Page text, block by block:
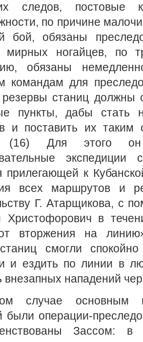
следов, постовые
по причине
бой, обязаны
мирных ногайцев, по
обязаны
командам для
станиц должны
пункты, дабы стать
и поставить их таким
(16) Для этого он
экспедиции
прилегающей к
всех маршрутов и
Г. Атарщикова, с
Христофорович в
вторжения на
смогли
и ездить по линии в
внезапных нападений
случае основным
были операции-
Зассом: в